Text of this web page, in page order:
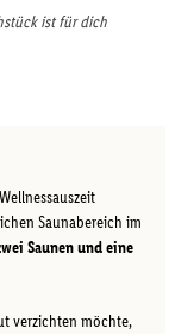
ist für dich
Saunabereich im
Saunen und eine
verzichten möchte,